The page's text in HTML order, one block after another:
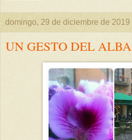
domingo, 29 de diciembre de 2019
UN GESTO DEL ALBA